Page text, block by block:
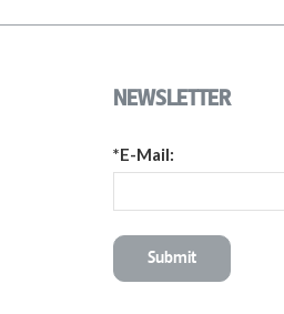
NEWSLETTER
*E-Mail: